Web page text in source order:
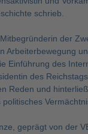
schrieb.
der
Arbeiterbewegung
Einführung des
des
Reden und
geprägt von der